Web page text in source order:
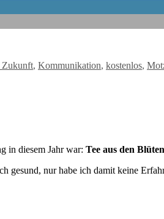
Zukunft, Kommunikation, kostenlos,
in diesem Jahr war: Tee aus den
gesund, nur habe ich damit keine